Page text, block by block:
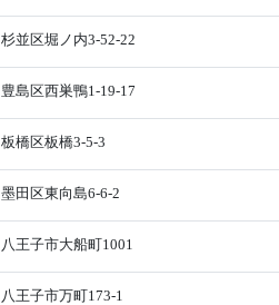
杉並区堀ノ内3-52-22
豊島区西巣鴨1-19-17
板橋区板橋3-5-3
墨田区東向島6-6-2
八王子市大船町1001
八王子市万町173-1